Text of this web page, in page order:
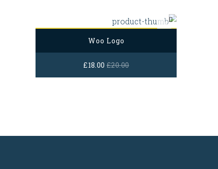
Woo Logo
£20.00
£18.00